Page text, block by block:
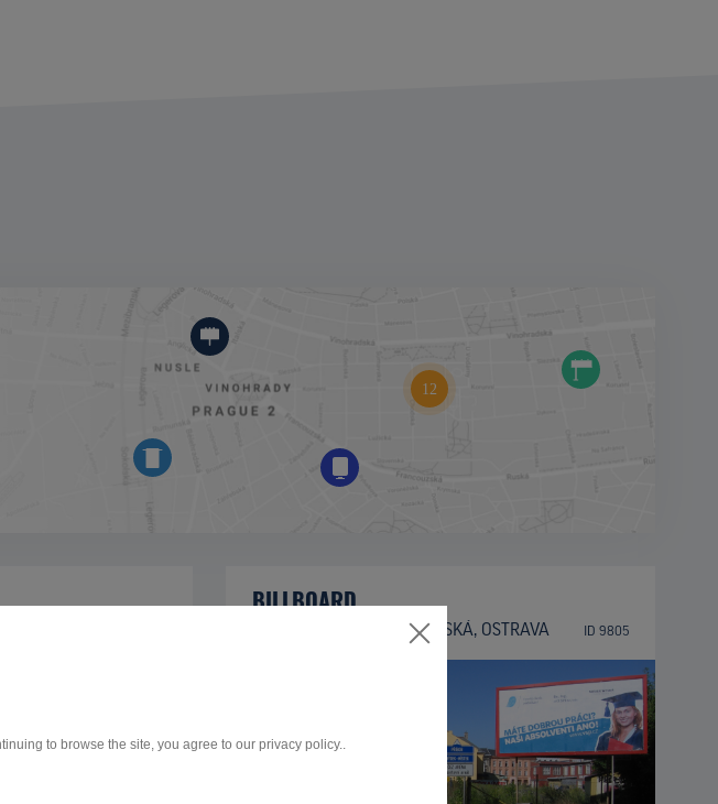
to browse the site, you agree to our privacy policy..
BILLBOARD
II/647, MARIÁNSKOHORSKÁ, OSTRAVA ID 9805